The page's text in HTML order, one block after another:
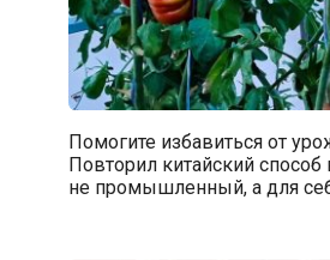
Помогите избавиться от
Повторил китайский
не промышленный, а для